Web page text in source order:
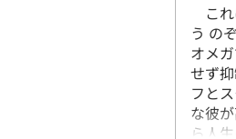
こ
う の
オメ
せず
フと
な彼
ら人